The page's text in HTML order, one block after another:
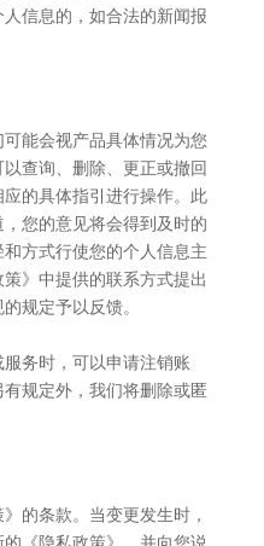
信息的，如合法的新闻报
能会视产品具体情况为您
查询、删除、更正或撤回
的具体指引进行操作。此
您的意见将会得到及时的
方式行使您的个人信息主
》中提供的联系方式提出
规定予以反馈。
务时，可以申请注销账
规定外，我们将删除或匿
的条款。当变更发生时，